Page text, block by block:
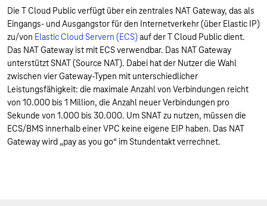
Die T Cloud Public verfügt über ein zentrales NAT Gateway, das als
Eingangs- und Ausgangstor für den Internetverkehr (über Elastic IP)
zu/von Elastic Cloud Servern (ECS)auf der T Cloud Public dient.
Das NAT Gateway ist mit ECS verwendbar. Das NAT Gateway
unterstützt SNAT (Source NAT). Dabei hat der Nutzer die Wahl
zwischen vier Gateway-Typen mit unterschiedlicher
Leistungsfähigkeit: die maximale Anzahl von Verbindungen reicht
von 10.000 bis 1 Million, die Anzahl neuer Verbindungen pro
Sekunde von 1.000 bis 30.000. Um SNAT zu nutzen, müssen die
ECS/BMS innerhalb einer VPC keine eigene EIP haben. Das NAT
Gateway wird „pay as you go“ im Stundentakt verrechnet.